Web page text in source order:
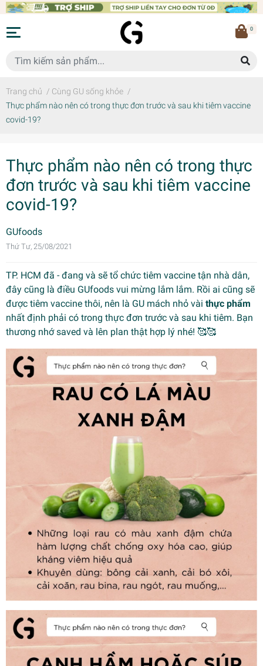
0
Trang chủ / Cùng GU sống khỏe /
Thực phẩm nào nên có trong thực đơn trước và sau khi tiêm vaccine
covid-19?
Thực phẩm nào nên có trong thực
đơn trước và sau khi tiêm vaccine
covid-19?
GUfoods
Thứ Tư, 25/08/2021
TP. HCM đã - đang và sẽ tổ chức tiêm vaccine tận nhà dân,
đây cũng là điều GUfoods vui mừng lắm lắm. Rồi ai cũng sẽ
được tiêm vaccine thôi, nên là GU mách nhỏ vài thực phẩm
nhất định phải có trong thực đơn trước và sau khi tiêm. Bạn
thương nhớ saved và lên plan thật hợp lý nhé! 🥰🥰